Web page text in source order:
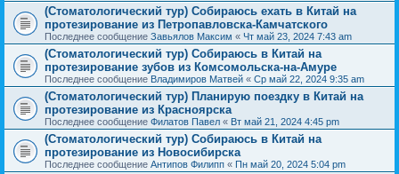
(Стоматологический тур) Собираюсь ехать в Китай на
протезирование из Петропавловска-Камчатского
Последнее сообщение Завьялов Максим « Чт май 23, 2024 7:43 am
(Стоматологический тур) Собираюсь в Китай на
протезирование зубов из Комсомольска-на-Амуре
Последнее сообщение Владимиров Матвей « Ср май 22, 2024 9:35 am
(Стоматологический тур) Планирую поездку в Китай на
протезирование из Красноярска
Последнее сообщение Филатов Павел « Вт май 21, 2024 4:45 pm
(Стоматологический тур) Собираюсь в Китай на
протезирование из Новосибирска
Последнее сообщение Антипов Филипп « Пн май 20, 2024 5:04 pm